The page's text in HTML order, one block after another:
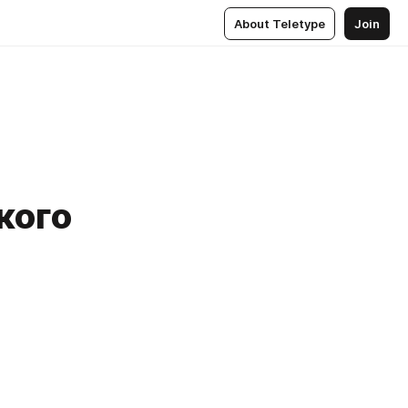
About Teletype Join